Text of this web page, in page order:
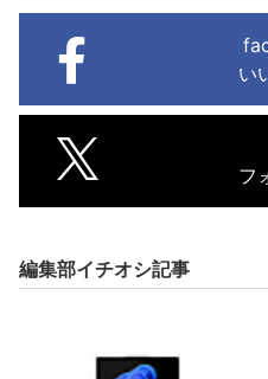
い
フ
編集部イチオシ記事